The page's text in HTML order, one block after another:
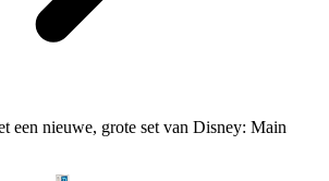
een nieuwe, grote set van Disney: Main